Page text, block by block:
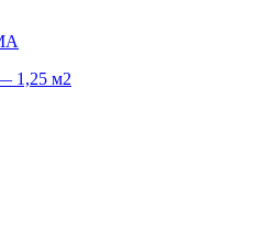
1,25 м2